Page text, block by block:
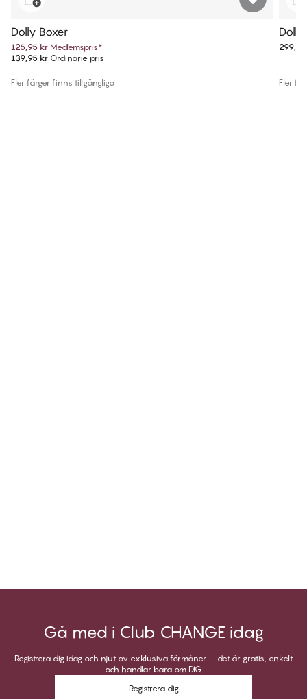
Dolly Boxer
125,95 kr Medlemspris*
139,95 kr Ordinarie pris
Fler färger finns tillgängliga
Dolly
Fler
Gå med i Club CHANGE idag
Registrera dig idag och njut av exklusiva förmåner – det är gratis, enkelt
och handlar bara om DIG.
Registrera dig